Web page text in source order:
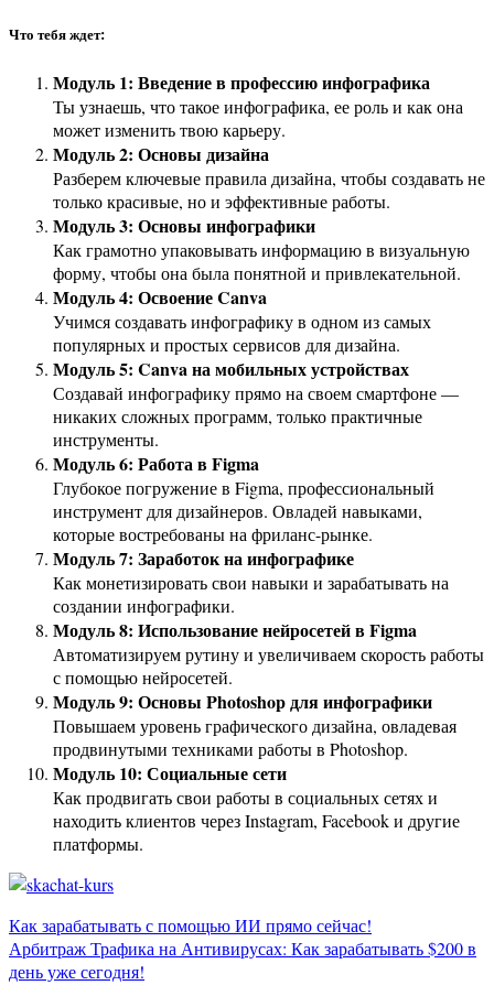
Что тебя ждет:
Модуль 1: Введение в профессию инфографика
Ты узнаешь, что такое инфографика, ее роль и как она
может изменить твою карьеру.
Модуль 2: Основы дизайна
Разберем ключевые правила дизайна, чтобы создавать не
только красивые, но и эффективные работы.
Модуль 3: Основы инфографики
Как грамотно упаковывать информацию в визуальную
форму, чтобы она была понятной и привлекательной.
Модуль 4: Освоение Canva
Учимся создавать инфографику в одном из самых
популярных и простых сервисов для дизайна.
Модуль 5: Canva на мобильных устройствах
Создавай инфографику прямо на своем смартфоне —
никаких сложных программ, только практичные
инструменты.
Модуль 6: Работа в Figma
Глубокое погружение в Figma, профессиональный
инструмент для дизайнеров. Овладей навыками,
которые востребованы на фриланс-рынке.
Модуль 7: Заработок на инфографике
Как монетизировать свои навыки и зарабатывать на
создании инфографики.
Модуль 8: Использование нейросетей в Figma
Автоматизируем рутину и увеличиваем скорость работы
с помощью нейросетей.
Модуль 9: Основы Photoshop для инфографики
Повышаем уровень графического дизайна, овладевая
продвинутыми техниками работы в Photoshop.
Модуль 10: Социальные сети
Как продвигать свои работы в социальных сетях и
находить клиентов через Instagram, Facebook и другие
платформы.
Навигация
по
Как зарабатывать с помощью ИИ прямо сейчас!
Арбитраж Трафика на Антивирусах: Как зарабатывать $200 в
день уже сегодня!